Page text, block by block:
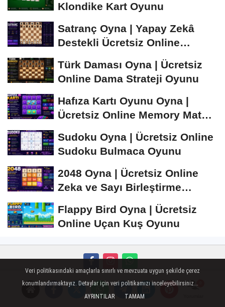
Klondike Kart Oyunu
Satranç Oyna | Yapay Zekâ
Destekli Ücretsiz Online
Türk Daması Oyna | Ücretsiz
Online Dama Strateji Oyunu
Hafıza Kartı Oyunu Oyna |
Ücretsiz Online Memory Match
Sudoku Oyna | Ücretsiz Online
Sudoku Bulmaca Oyunu
2048 Oyna | Ücretsiz Online
Zeka ve Sayı Birleştirme
Flappy Bird Oyna | Ücretsiz
Online Uçan Kuş Oyunu
Künye İletişim Çerez Politikası Gizlilik İlkeleri
islami sohbet Peugeot Oto Cam
Veri politikasındaki amaçlarla sınırlı ve mevzuata uygun şekilde çerez
konumlandırmaktayız. Detaylar için veri politikamızı inceleyebilirsiniz...
AYRINTILAR
TAMAM